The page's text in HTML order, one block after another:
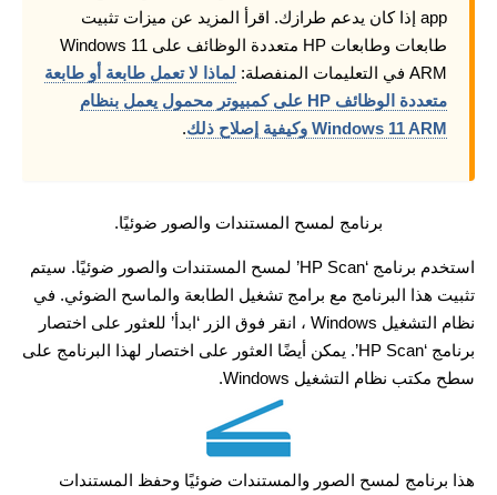
app إذا كان يدعم طرازك. اقرأ المزيد عن ميزات تثبيت
طابعات وطابعات HP متعددة الوظائف على Windows 11
ARM في التعليمات المنفصلة:
لماذا لا تعمل طابعة أو طابعة
متعددة الوظائف HP على كمبيوتر محمول يعمل بنظام
Windows 11 ARM وكيفية إصلاح ذلك
.
برنامج لمسح المستندات والصور ضوئيًا.
استخدم برنامج ‘HP Scan’ لمسح المستندات والصور ضوئيًا. سيتم
تثبيت هذا البرنامج مع برامج تشغيل الطابعة والماسح الضوئي. في
نظام التشغيل Windows ، انقر فوق الزر ‘ابدأ’ للعثور على اختصار
برنامج ‘HP Scan’. يمكن أيضًا العثور على اختصار لهذا البرنامج على
سطح مكتب نظام التشغيل Windows.
هذا برنامج لمسح الصور والمستندات ضوئيًا وحفظ المستندات